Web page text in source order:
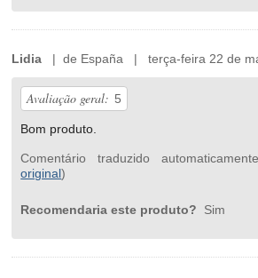
Lidia | de España | terça-feira 22 de
Avaliação geral: 5
Bom produto.
Comentário traduzido
original)
Recomendaria este produto? Sim